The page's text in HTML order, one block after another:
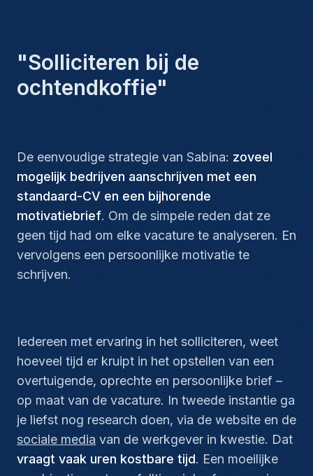
"Solliciteren bij de
ochtendkoffie"
De eenvoudige strategie van Sabina: zoveel
mogelijk bedrijven aanschrijven met een
standaard-CV en een bijhorende
motivatiebrief. Om de simpele reden dat ze
geen tijd had om elke vacature te analyseren. En
vervolgens een persoonlijke motivatie te
schrijven.
Iedereen met ervaring in het solliciteren, weet
hoeveel tijd er kruipt in het opstellen van een
overtuigende, oprechte en persoonlijke brief –
op maat van de vacature. In tweede instantie ga
je liefst nog research doen, via de website en de
sociale media van de werkgever in kwestie. Dat
vraagt vaak uren kostbare tijd. Een moeilijke